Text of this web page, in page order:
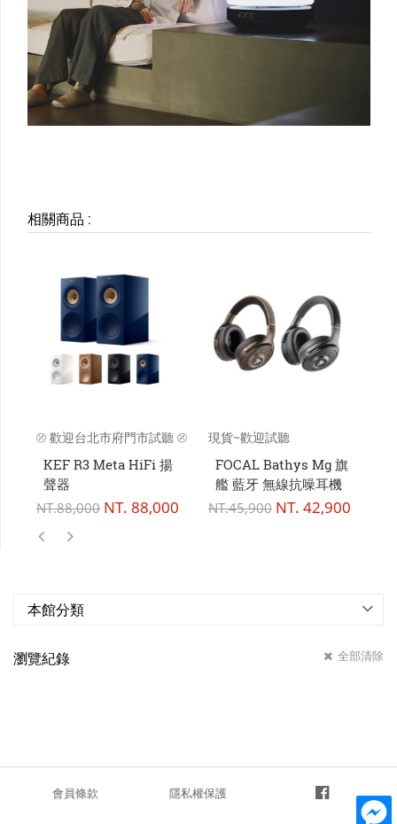
相關商品 :
⦼ 歡迎台北市府門市試聽 ⦼
KEF R3 Meta HiFi 揚
聲器
NT.88,000 NT. 88,000
現貨~歡迎試聽
FOCAL Bathys Mg 旗
艦 藍牙 無線抗噪耳機
NT.45,900 NT. 42,900
本館分類
瀏覽紀錄 全部清除
會員條款 隱私權保護